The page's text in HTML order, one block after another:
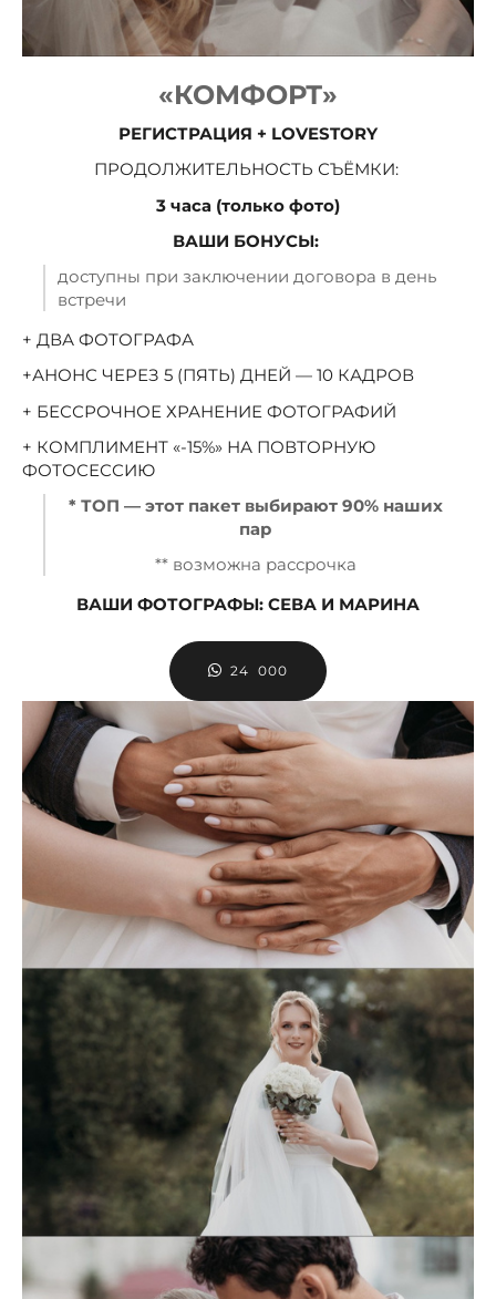
«КОМФОРТ»
РЕГИСТРАЦИЯ + LOVESTORY
ПРОДОЛЖИТЕЛЬНОСТЬ СЪЁМКИ:
3 часа (только фото)
ВАШИ БОНУСЫ:
доступны при заключении договора в день
встречи
+ ДВА ФОТОГРАФА
+АНОНС ЧЕРЕЗ 5 (ПЯТЬ) ДНЕЙ — 10 КАДРОВ
+ БЕССРОЧНОЕ ХРАНЕНИЕ ФОТОГРАФИЙ
+ КОМПЛИМЕНТ «-15%» НА ПОВТОРНУЮ
ФОТОСЕССИЮ
* ТОП — этот пакет выбирают 90% наших
пар
** возможна рассрочка
ВАШИ ФОТОГРАФЫ: СЕВА И МАРИНА
24 000